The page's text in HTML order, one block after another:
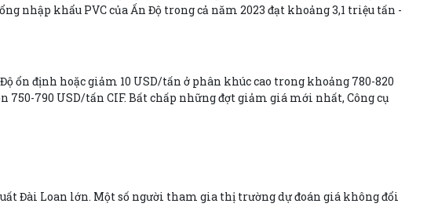
nhập khẩu PVC của Ấn Độ trong cả năm 2023 đạt khoảng 3,1 triệu tấn -
ổn định hoặc giảm 10 USD/tấn ở phân khúc cao trong khoảng 780-820
790 USD/tấn CIF. Bất chấp những đợt giảm giá mới nhất, Công cụ
Đài Loan lớn. Một số người tham gia thị trường dự đoán giá không đổi